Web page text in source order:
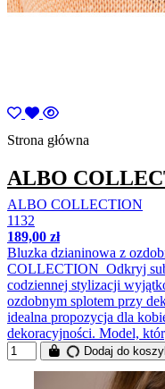
Strona główna
ALBO
ALBO COLLECTION
1132
189,00 zł
Bluzka dzianinowa z
COLLECTION Odkryj
codziennej stylizacji
ozdobnym splotem przy
idealna propozycja dla
dekoracyjności. Model,
Dodaj do